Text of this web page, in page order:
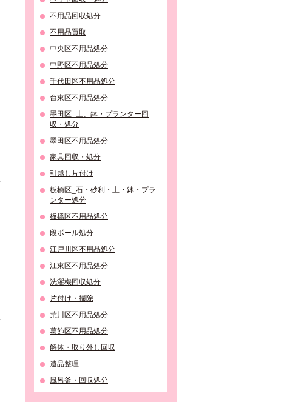
不用品回収処分
不用品買取
中央区不用品処分
中野区不用品処分
千代田区不用品処分
台東区不用品処分
墨田区_土、鉢・プランター回
収・処分
墨田区不用品処分
家具回収・処分
引越し片付け
板橋区_石・砂利・土・鉢・プラ
ンター処分
板橋区不用品処分
段ボール処分
江戸川区不用品処分
江東区不用品処分
洗濯機回収処分
片付け・掃除
荒川区不用品処分
葛飾区不用品処分
解体・取り外し回収
遺品整理
風呂釜・回収処分